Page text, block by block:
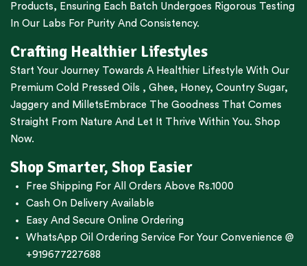
Products, Ensuring Each Batch Undergoes Rigorous Testing
In Our Labs For Purity And Consistency.
Crafting Healthier Lifestyles
Start Your Journey Towards A Healthier Lifestyle With Our
Premium Cold Pressed Oils , Ghee, Honey, Country Sugar,
Jaggery and Millets Embrace The Goodness That Comes
Straight From Nature And Let It Thrive Within You. Shop
Now.
Shop Smarter, Shop Easier
Free Shipping For All Orders Above Rs.1000
Cash On Delivery Available
Easy And Secure Online Ordering
WhatsApp Oil Ordering Service For Your Convenience @
+919677227688